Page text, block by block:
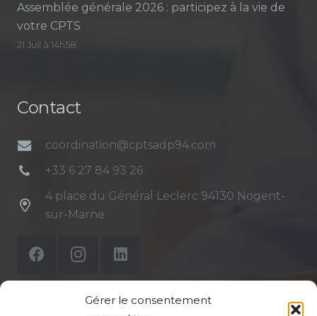
Gérer le consentement
Assemblée générale 2026 : participez à la vie de
votre CPTS
21 Juil à 14h58
Contact
coordination@cptsadp94.com
+33 6 27 84 93 26
4 place du Général Leclerc 94130 Nogent-
sur-Marne